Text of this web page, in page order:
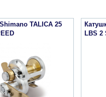
TALICA 25
LBS 2